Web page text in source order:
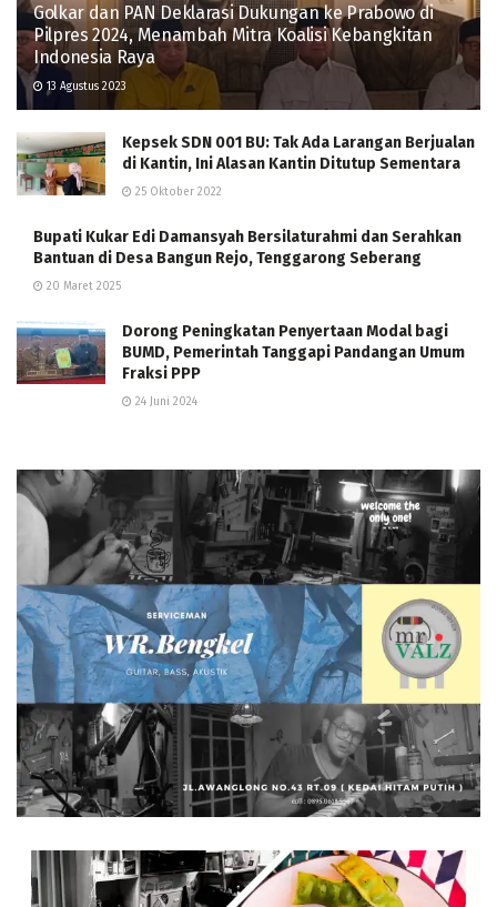
Golkar dan PAN Deklarasi Dukungan ke Prabowo di
Pilpres 2024, Menambah Mitra Koalisi Kebangkitan
Indonesia Raya
13 Agustus 2023
Kepsek SDN 001 BU: Tak Ada Larangan Berjualan
di Kantin, Ini Alasan Kantin Ditutup Sementara
25 Oktober 2022
Bupati Kukar Edi Damansyah Bersilaturahmi dan Serahkan
Bantuan di Desa Bangun Rejo, Tenggarong Seberang
20 Maret 2025
Dorong Peningkatan Penyertaan Modal bagi
BUMD, Pemerintah Tanggapi Pandangan Umum
Fraksi PPP
24 Juni 2024